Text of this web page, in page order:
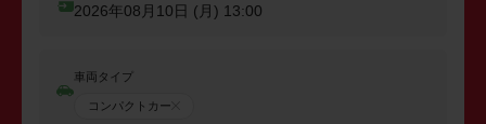
2026年08月10日 (月) 13:00
車両タイプ
コンパクトカー